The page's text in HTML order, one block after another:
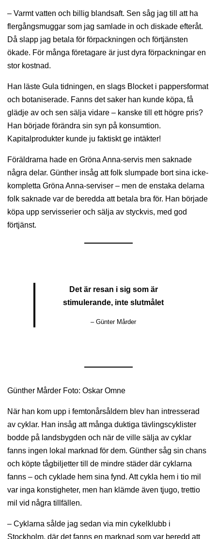
– Varmt vatten och billig blandsaft. Sen såg jag till att ha
flergångsmuggar som jag samlade in och diskade efteråt.
Då slapp jag betala för förpackningen och förtjänsten
ökade. För många företagare är just dyra förpackningar en
stor kostnad.
Han läste Gula tidningen, en slags Blocket i pappersformat
och botaniserade. Fanns det saker han kunde köpa, få
glädje av och sen sälja vidare – kanske till ett högre pris?
Han började förändra sin syn på konsumtion.
Kapitalprodukter kunde ju faktiskt ge intäkter!
Föräldrarna hade en Gröna Anna-servis men saknade
några delar. Günther insåg att folk slumpade bort sina icke-
kompletta Gröna Anna-serviser – men de enstaka delarna
folk saknade var de beredda att betala bra för. Han började
köpa upp servisserier och sälja av styckvis, med god
förtjänst.
Det är resan i sig som är
stimulerande, inte slutmålet
– Günter Mårder
Günther Mårder Foto: Oskar Omne
När han kom upp i femtonårsåldern blev han intresserad
av cyklar. Han insåg att många duktiga tävlingscyklister
bodde på landsbygden och när de ville sälja av cyklar
fanns ingen lokal marknad för dem. Günther såg sin chans
och köpte tågbiljetter till de mindre städer där cyklarna
fanns – och cyklade hem sina fynd. Att cykla hem i tio mil
var inga konstigheter, men han klämde även tjugo, trettio
mil vid några tillfällen.
– Cyklarna sålde jag sedan via min cykelklubb i
Stockholm, där det fanns en marknad som var beredd att